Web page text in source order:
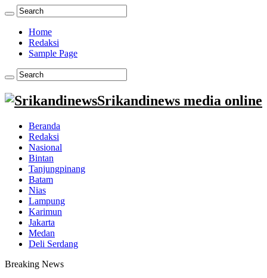
Home
Redaksi
Sample Page
Srikandinews media online
Beranda
Redaksi
Nasional
Bintan
Tanjungpinang
Batam
Nias
Lampung
Karimun
Jakarta
Medan
Deli Serdang
Breaking News